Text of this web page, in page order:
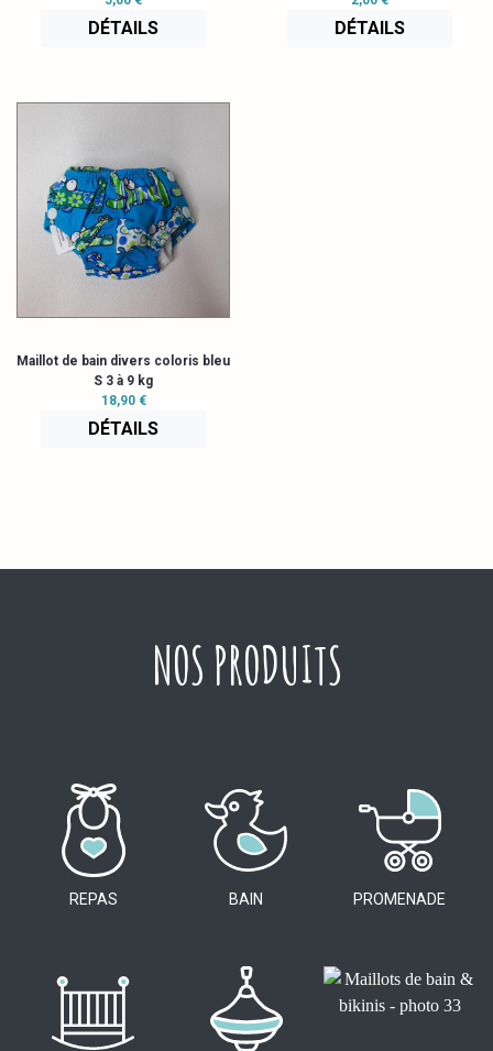
DÉTAILS DÉTAILS
Maillot de bain divers coloris bleu
S 3 à 9 kg
18,90 €
DÉTAILS
NOS PRODUITS
REPAS BAIN PROMENADE